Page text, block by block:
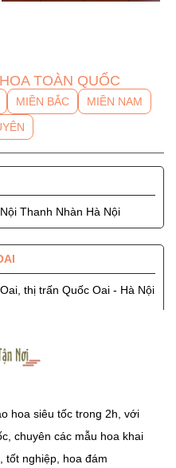
hoa siêu tốc trong 2h, với
chuyên các mẫu hoa khai
tốt nghiệp, hoa đám
TOÀN QUỐC
MIỀN BẮC
MIỀN NAM
Thanh Nhàn Hà Nội
thị trấn Quốc Oai - Hà Nội
Sơn, Thành Phố Hà Nội